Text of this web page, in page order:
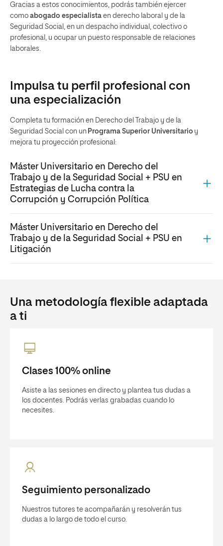
Gracias a estos conocimientos, podrás también ejercer
como abogado especialista en derecho laboral y de la
Seguridad Social, en un despacho individual, colectivo o
profesional, u ocupar un puesto responsable de relaciones
laborales.
Impulsa tu perfil profesional con
una especialización
Completa tu formación en Derecho del Trabajo y de la
Seguridad Social con un Programa Superior Universitario y
mejora tu proyección profesional:
Máster Universitario en Derecho del
Trabajo y de la Seguridad Social + PSU en
Estrategias de Lucha contra la
Corrupción y Corrupción Política
Máster Universitario en Derecho del
Trabajo y de la Seguridad Social + PSU en
Litigación
Una metodología flexible adaptada
a ti
Clases 100% online
Asiste a las sesiones en directo y plantea tus dudas a
los docentes. Podrás verlas grabadas cuando lo
necesites.
Seguimiento personalizado
Nuestros tutores te acompañarán y resolverán tus
dudas a lo largo de todo el curso.